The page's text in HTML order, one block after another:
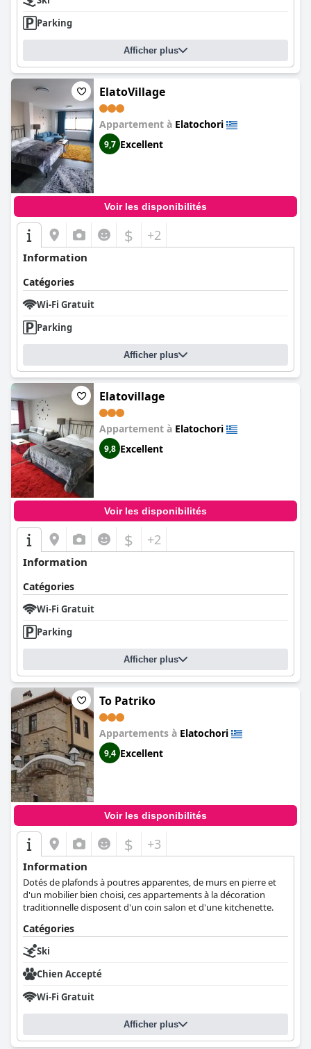
Parking
Afficher plus
ElatoVillage
Appartement à Elatochori
9,7 Excellent
Voir les disponibilités
$ +2
Information
Catégories
Wi-Fi Gratuit
Parking
Afficher plus
Elatovillage
Appartement à Elatochori
9,8 Excellent
Voir les disponibilités
$ +2
Information
Catégories
Wi-Fi Gratuit
Parking
Afficher plus
To Patriko
Appartements à Elatochori
9,4 Excellent
Voir les disponibilités
$ +3
Information
Dotés de plafonds à poutres apparentes, de murs en pierre et
d'un mobilier bien choisi, ces appartements à la décoration
traditionnelle disposent d'un coin salon et d'une kitchenette.
Catégories
Ski
Chien Accepté
Wi-Fi Gratuit
Afficher plus